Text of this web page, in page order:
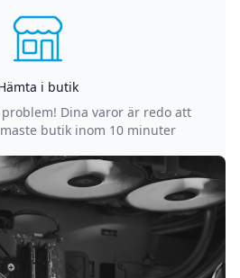
i butik
Dina varor är redo att
butik inom 10 minuter